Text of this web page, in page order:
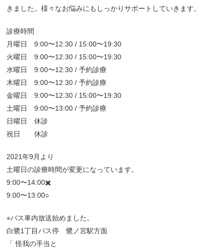
きました。様々なお悩みにもしっかりサポートしていきます。
診療時間
月曜日 9:00〜12:30 / 15:00〜19:30
火曜日 9:00〜12:30 / 15:00〜19:30
水曜日 9:00〜12:30 / 予約診療
木曜日 9:00〜12:30 / 予約診療
金曜日 9:00〜12:30 / 15:00〜19:30
土曜日 9:00〜13:00 / 予約診療
日曜日 休診
祝日 休診
2021年9月より
土曜日の診療時間が変更になっています。
9:00〜14:00✖️
9:00〜13:00○
⭐︎バス車内放送始めました。
白鷺1丁目バス停 鷺ノ宮駅方面
「 怪我の手当と